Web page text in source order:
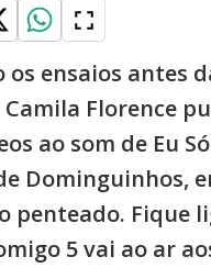
ensaios antes
Camila Florence
ao som de Eu
Dominguinhos,
penteado. Fique
5 vai ao ar